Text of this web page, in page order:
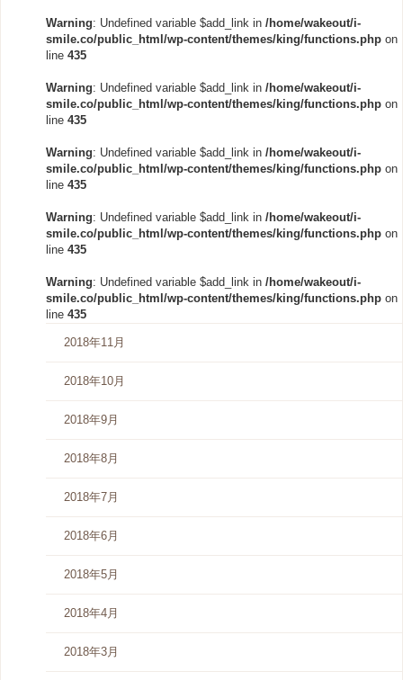
Warning: Undefined variable $add_link in /home/wakeout/i-
smile.co/public_html/wp-content/themes/king/functions.php on
line 435
Warning: Undefined variable $add_link in /home/wakeout/i-
smile.co/public_html/wp-content/themes/king/functions.php on
line 435
Warning: Undefined variable $add_link in /home/wakeout/i-
smile.co/public_html/wp-content/themes/king/functions.php on
line 435
Warning: Undefined variable $add_link in /home/wakeout/i-
smile.co/public_html/wp-content/themes/king/functions.php on
line 435
Warning: Undefined variable $add_link in /home/wakeout/i-
smile.co/public_html/wp-content/themes/king/functions.php on
line 435
2018年11月
2018年10月
2018年9月
2018年8月
2018年7月
2018年6月
2018年5月
2018年4月
2018年3月